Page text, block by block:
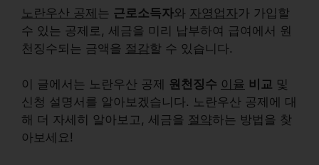
노란우산 공제 는 근로소득자와 자영업자가 가입할
수 있는 공제로, 세금을 미리 납부하여 급여에서 원
천징수되는 금액을 절감할 수 있습니다.
이 글에서는 노란우산 공제 원천징수 이율 비교 및
신청 설명서를 알아보겠습니다. 노란우산 공제에 대
해 더 자세히 알아보고, 세금을 절약하는 방법을 찾
아보세요!